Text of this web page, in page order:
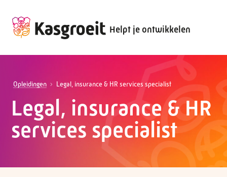
Helpt je ontwikkelen
Opleidingen Legal, insurance & HR services specialist
Legal, insurance & HR
services specialist